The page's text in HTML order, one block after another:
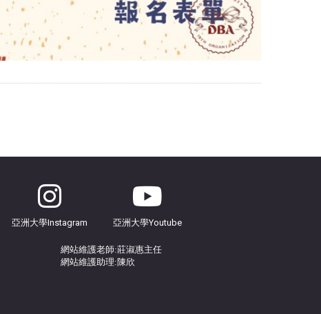
亞洲大學Instagram 亞洲大學Youtube
網站維護老師:莊淑惠主任
網站維護助理:陳欣